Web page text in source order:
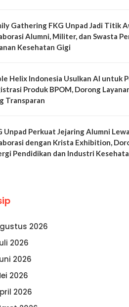
Gathering FKG Unpad Jadi Titik
Alumni, Militer, dan Swasta
Kesehatan Gigi
Helix Indonesia Usulkan AI untuk
Produk BPOM, Dorong
Transparan
Unpad Perkuat Jejaring Alumni
dengan Krista Exhibition,
Pendidikan dan Industri
2026
2026
2026
2026
2026